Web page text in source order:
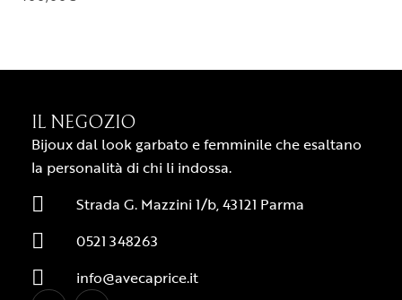
IL NEGOZIO
Bijoux dal look garbato e femminile che esaltano
la personalità di chi li indossa.
Strada G. Mazzini 1/b, 43121 Parma
0521 348263
info@avecaprice.it